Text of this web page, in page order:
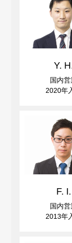
Y.
国内営
2020年
F. I.
国内営
2013年